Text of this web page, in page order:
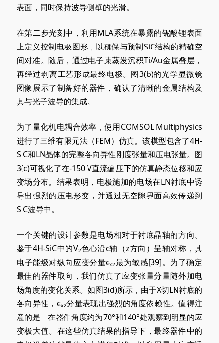
表面，同时保持波导侧壁的光滑。
在第二步光刻中，利用MLA系统在暴露的铌酸锂表面
上定义控制电极图形，以确保与预制SiC结构的精确空
间对准。随后，通过电子束蒸发沉积Ti/Au金属叠层，
再经过剥离工艺形成最终电极。图3(b)的光学显微镜
图像展示了制备好的器件，确认了清晰的金属结构及
其与光子波导的集成。
为了量化机电耦合效率，使用COMSOL Multiphysics
进行了三维有限元法（FEM）仿真。该模型包含了4H-
SiC和LN晶体的完整各向异性刚度张量和压电张量。图
3(c)可视化了在-150 V直流偏压下的仿真静态位移和应
变场分布。结果表明，电极施加的电场在LN衬底中诱
导出强烈的压电形变，并通过无空隙界面高效传递到
SiC波导中。
一个关键的设计参数是电场相对于衬底晶轴的方向。
鉴于4H-SiC中的V₂色心沿c轴（z方向）呈轴对称，其
电子能级对纵向应变分量ϵₓ₂最为敏感[39]。为了确定
最佳的器件取向，我们仿真了应变张量分量随外加电
场角度的变化关系。如图3(d)所示，由于X切LN衬底的
各向异性，ϵₓ₂分量表现出强烈的角度依赖性。值得注
意的是，在器件角度约为70°和140°处观察到明显的应
变极大值。在这些仿真结果的指导下，最终器件中的